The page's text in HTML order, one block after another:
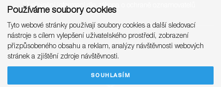
Používáme soubory cookies
Tyto webové stránky používají soubory cookies a další sledovací
nástroje s cílem vylepšení uživatelského prostředí, zobrazení
přizpůsobeného obsahu a reklam, analýzy návštěvnosti webových
stránek a zjištění zdroje návštěvnosti.
SOUHLASÍM
Uveřejnění informací dle zákona o ochraně oznamovatelů
Copyright © 2007-2026 GAMA GROUP, a.s.